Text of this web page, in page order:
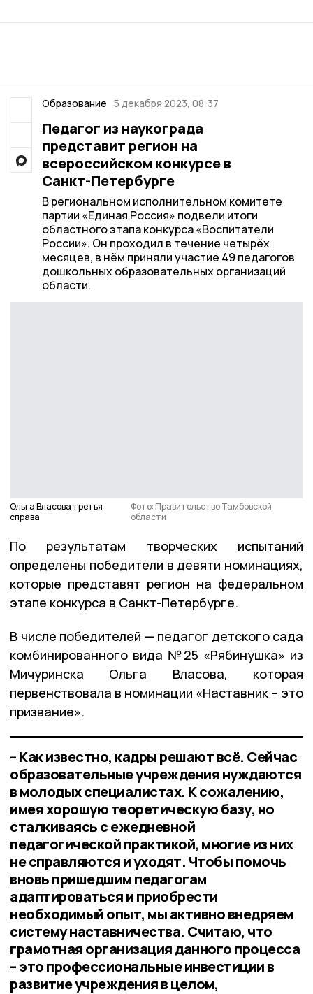
Образование 5 декабря 2023, 08:37
Педагог из наукограда
представит регион на
всероссийском конкурсе в
Санкт-Петербурге
В региональном исполнительном комитете
партии «Единая Россия» подвели итоги
областного этапа конкурса «Воспитатели
России». Он проходил в течение четырёх
месяцев, в нём приняли участие 49 педагогов
дошкольных образовательных организаций
области.
Ольга Власова третья
справа
Фото: Правительство Тамбовской
области
По результатам творческих испытаний
определены победители в девяти номинациях,
которые представят регион на федеральном
этапе конкурса в Санкт-Петербурге.
В числе победителей — педагог детского сада
комбинированного вида №25 «Рябинушка» из
Мичуринска Ольга Власова, которая
первенствовала в номинации «Наставник – это
призвание».
– Как известно, кадры решают всё. Сейчас
образовательные учреждения нуждаются
в молодых специалистах. К сожалению,
имея хорошую теоретическую базу, но
сталкиваясь с ежедневной
педагогической практикой, многие из них
не справляются и уходят. Чтобы помочь
вновь пришедшим педагогам
адаптироваться и приобрести
необходимый опыт, мы активно внедряем
систему наставничества. Считаю, что
грамотная организация данного процесса
– это профессиональные инвестиции в
развитие учреждения в целом,